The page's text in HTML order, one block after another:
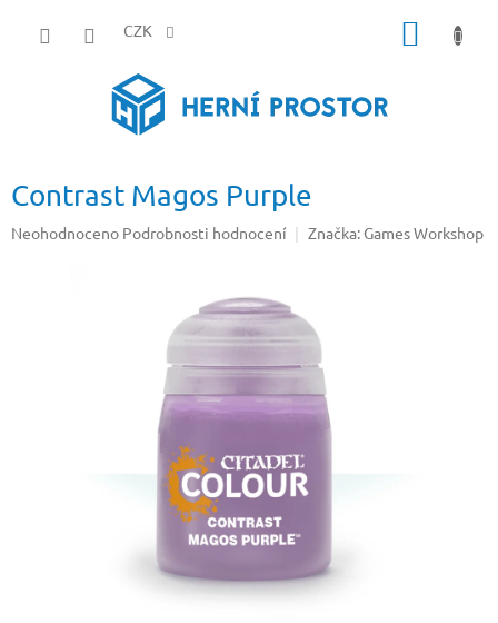
CZK
Contrast Magos Purple
Průměrné
Neohodnoceno Podrobnosti hodnocení Značka: Games Workshop